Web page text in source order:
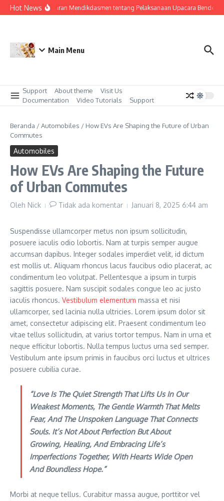
Lewati ke konten
Hot NewsSurat Edaran Mendikdasmen tentang Pelaksanaan Upacara Bendera
Main Menu
Support About theme
Visit Us
Documentation
Video Tutorials Support
Beranda /Automobiles / How EVs Are Shaping the Future of Urban
Commutes
Automobiles
How EVs Are Shaping the Future
of Urban Commutes
Oleh Nick Tidak ada komentar Januari 8, 2025 6:44 am
Suspendisse ullamcorper metus non ipsum sollicitudin,
posuere iaculis odio lobortis. Nam at turpis semper augue
accumsan dapibus. Integer sodales imperdiet velit, id dictum
est mollis ut. Aliquam rhoncus lacus faucibus odio placerat, ac
condimentum leo volutpat. Pellentesque a ipsum in turpis
sagittis posuere. Nam suscipit sodales congue leo ac justo
iaculis rhoncus. Vestibulum elementum massa et nisi
ullamcorper, sed lacinia nulla ultricies. Lorem ipsum dolor sit
amet, consectetur adipiscing elit. Praesent condimentum leo
vitae tellus sollicitudin, at varius tortor tempus. Nam in urna et
neque efficitur lobortis. Nulla tempus luctus urna sed semper.
Vestibulum ante ipsum primis in faucibus orci luctus et ultrices
posuere cubilia curae.
“Love Is The Quiet Strength That Lifts Us In Our
Weakest Moments, The Gentle Warmth That Melts
Fear, And The Unspoken Language That Connects
Souls. It’s Not About Perfection But About
Growing, Healing, And Embracing Life’s
Imperfections Together, With Hearts Wide Open
And Boundless Hope.”
Morbi at neque tellus. Curabitur massa augue, porttitor vel